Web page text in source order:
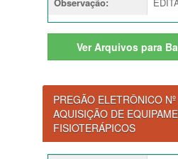
Ver Arquivos para
PREGÃO ELETRÔNICO
AQUISIÇÃO DE
FISIOTERÁPICOS